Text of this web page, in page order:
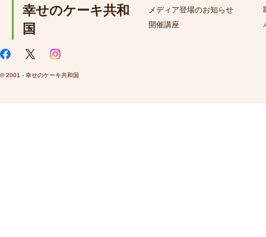
幸せのケーキ共和
国
メディア登場のお知らせ
開催講座
© 2001 - 幸せのケーキ共和国